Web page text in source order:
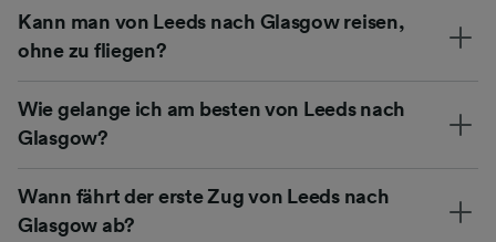
Kann man von Leeds nach Glasgow reisen,
ohne zu fliegen?
Wie gelange ich am besten von Leeds nach
Glasgow?
Wann fährt der erste Zug von Leeds nach
Glasgow ab?